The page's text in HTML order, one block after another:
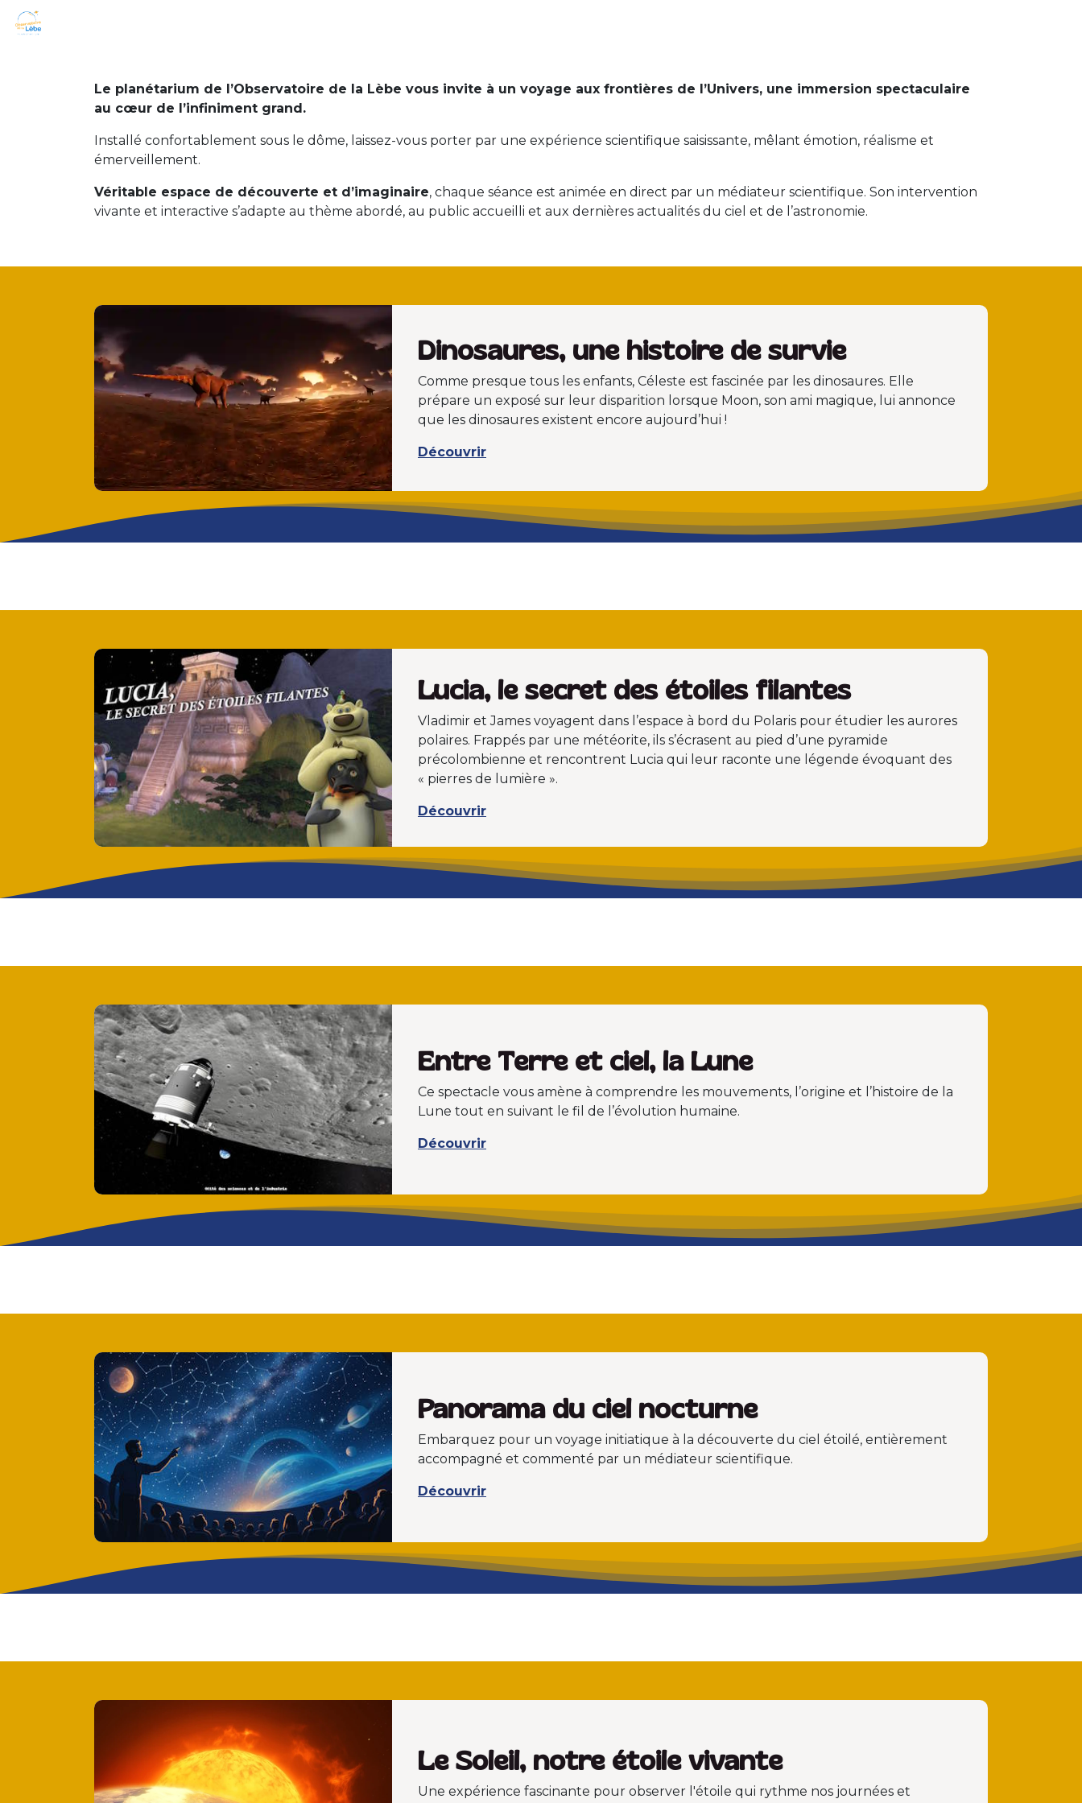
Se rendre au contenu
Le planétarium de l’Observatoire de la Lèbe vous invite à un voyage aux frontières de l’Univers, une immersion spectaculaire
au cœur de l’infiniment grand.
Installé confortablement sous le dôme, laissez-vous porter par une expérience scientifique saisissante, mêlant émotion, réalisme et
émerveillement.
Véritable espace de découverte et d’imaginaire, chaque séance est animée en direct par un médiateur scientifique. Son intervention
vivante et interactive s’adapte au thème abordé, au public accueilli et aux dernières actualités du ciel et de l’astronomie.
Dinosaures, une histoire de survie
Comme presque tous les enfants, Céleste est fascinée par les dinosaures. Elle
prépare un exposé sur leur disparition lorsque Moon, son ami magique, lui annonce
que les dinosaures existent encore aujourd’hui !
Découvrir
Lucia, le secret des étoiles filantes
Vladimir et James voyagent dans l’espace à bord du Polaris pour étudier les aurores
polaires. Frappés par une météorite, ils s’écrasent au pied d’une pyramide
précolombienne et rencontrent Lucia qui leur raconte une légende évoquant des
« pierres de lumière ».
Découvrir
Entre Terre et ciel, la Lune
Ce spectacle vous amène à comprendre les mouvements, l’origine et l’histoire de la
Lune tout en suivant le fil de l’évolution humaine.
Découvrir
Panorama du ciel nocturne
Embarquez pour un voyage initiatique à la découverte du ciel étoilé, entièrement
accompagné et commenté par un médiateur scientifique.
Découvrir
Le Soleil, notre étoile vivante
Une expérience fascinante pour observer l'étoile qui rythme nos journées et